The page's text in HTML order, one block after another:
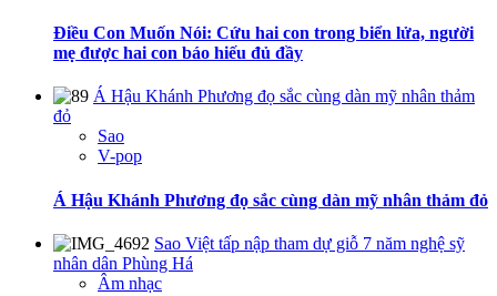
Điều Con Muốn Nói: Cứu hai con trong biển lửa, người
mẹ được hai con báo hiếu đủ đầy
Á Hậu Khánh Phương đọ sắc cùng dàn mỹ nhân thảm
đỏ
Sao
V-pop
Á Hậu Khánh Phương đọ sắc cùng dàn mỹ nhân thảm đỏ
Sao Việt tấp nập tham dự giỗ 7 năm nghệ sỹ
nhân dân Phùng Há
Âm nhạc